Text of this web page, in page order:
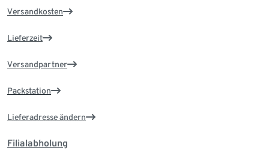
Versandkosten
Lieferzeit
Versandpartner
Packstation
Lieferadresse ändern
Filialabholung